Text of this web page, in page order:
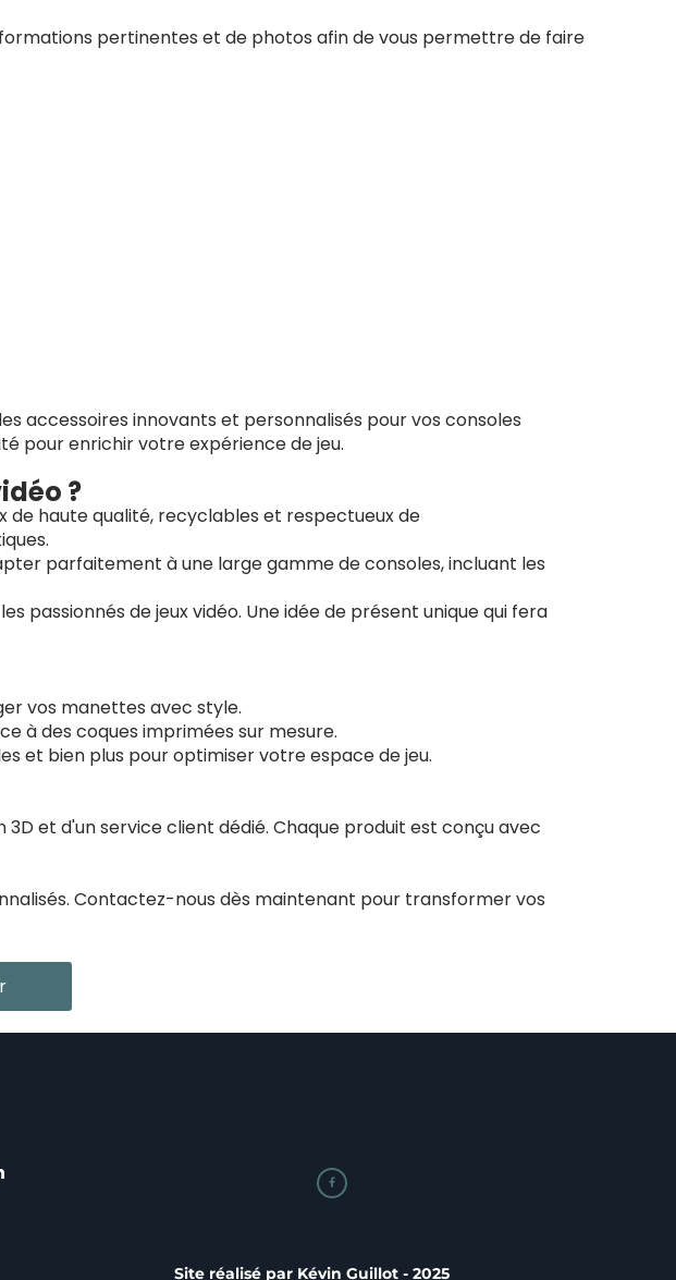

Site réalisé par Kévin Guillot - 2025
pertinentes et de photos afin de vous permettre de faire
accessoires innovants et personnalisés pour vos consoles
pour enrichir votre expérience de jeu.
?
de haute qualité, recyclables et respectueux de
parfaitement à une large gamme de consoles, incluant les
passionnés de jeux vidéo. Une idée de présent unique qui fera
vos manettes avec style.
à des coques imprimées sur mesure.
et bien plus pour optimiser votre espace de jeu.
et d'un service client dédié. Chaque produit est conçu avec
Contactez-nous dès maintenant pour transformer vos